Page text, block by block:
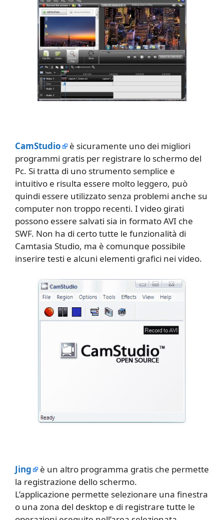
CamStudio
è sicuramente uno dei migliori
programmi gratis per registrare lo schermo del
Pc. Si tratta di uno strumento semplice e
intuitivo e risulta essere molto leggero, può
quindi essere utilizzato senza problemi anche su
computer non troppo recenti. I video girati
possono essere salvati sia in formato AVI che
SWF. Non ha di certo tutte le funzionalità di
Camtasia Studio, ma è comunque possibile
inserire testi e alcuni elementi grafici nei video.
Jing
è un altro programma gratis che permette
la registrazione dello schermo.
L’applicazione permette selezionare una finestra
o una zona del desktop e di registrare tutte le